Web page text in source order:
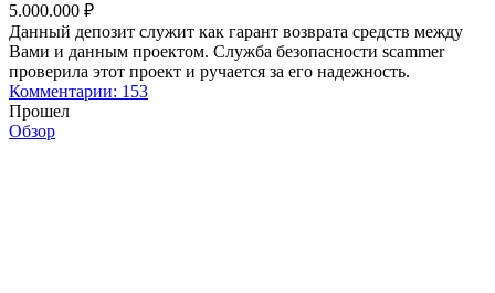
5.000.000 ₽
Данный депозит служит как гарант возврата средств между
Вами и данным проектом. Служба безопасности scammer
проверила этот проект и ручается за его надежность.
Комментарии: 153
Прошел
Обзор